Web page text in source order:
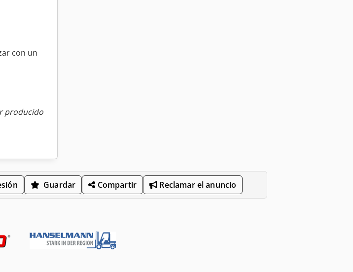
con un
producido
Guardar Compartir Reclamar el anuncio